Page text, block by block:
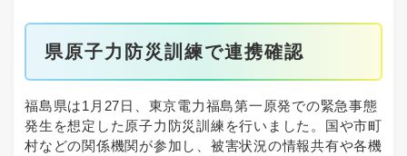
県原子力防災訓練で連携確認
福島県は1月27日、東京電力福島第一原発での緊急事態
発生を想定した原子力防災訓練を行いました。国や市町
村などの関係機関が参加し、被害状況の情報共有や各機